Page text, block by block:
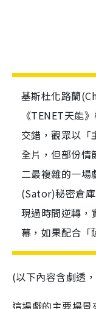
基斯杜化路蘭
《TENET天能
交錯，觀眾以
全片，但部份情
二最複雜的一場
(Sator)秘密倉
現過時間逆轉，
幕，如果配合「
(以下內容含劇透
這場戲的主要場